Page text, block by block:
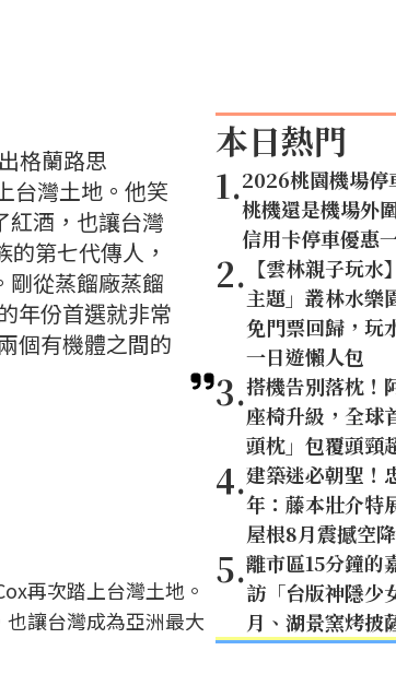
格蘭路思
台灣土地。他笑
紅酒，也讓台灣
第七代傳人，
剛從蒸餾廠蒸餾
年份首選就非常
個有機體之間的
再次踏上台灣土地。
讓台灣成為亞洲最大
本日熱門
1.2026桃園機場停
桃機還是機場外
信用卡停車優惠
2. 【雲林親子玩
主題」叢林水樂
免門票回歸，玩
一日遊懶人包
3.搭機告別落枕！
座椅升級，全
頭枕」包覆頭頸
4.建築迷必朝聖！
年：藤本壯介特
屋根8月震撼空
5.離市區15分鐘的
訪「台版神隱少
月、湖景窯烤披